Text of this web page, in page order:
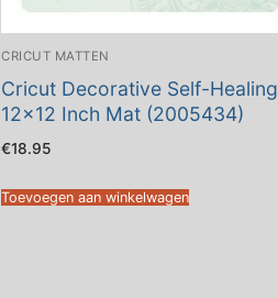
CRICUT MATTEN
Cricut Decorative Self-Healing
12×12 Inch Mat (2005434)
€18.95
Toevoegen aan winkelwagen